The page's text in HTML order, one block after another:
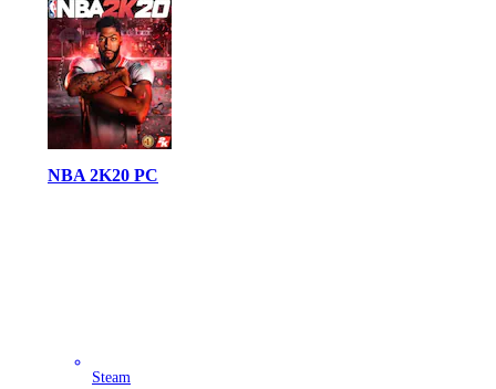
NBA 2K20 PC
Steam